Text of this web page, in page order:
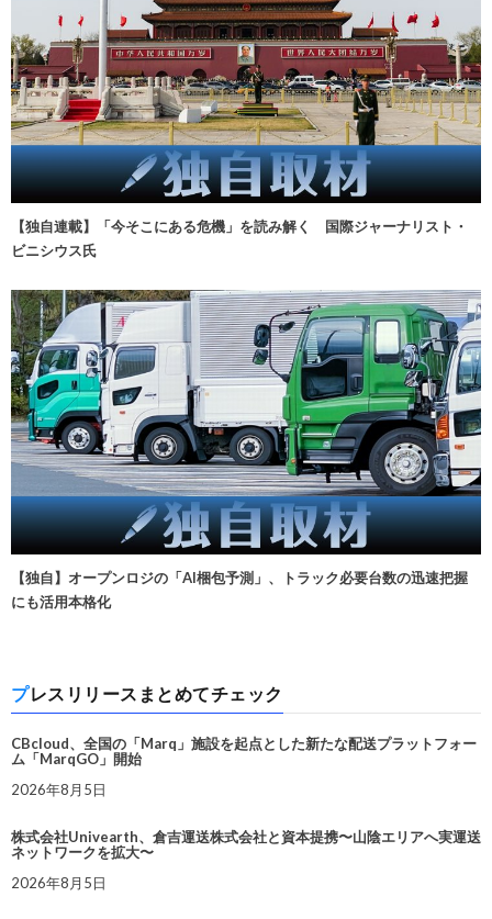
【独自連載】「今そこにある危機」を読み解く 国際ジャーナリスト・
ビニシウス氏
【独自】オープンロジの「AI梱包予測」、トラック必要台数の迅速把握
にも活用本格化
プレスリリースまとめてチェック
CBcloud、全国の「Marq」施設を起点とした新たな配送プラットフォー
ム「MarqGO」開始
2026年8月5日
株式会社Univearth、倉吉運送株式会社と資本提携〜山陰エリアへ実運送
ネットワークを拡大〜
2026年8月5日